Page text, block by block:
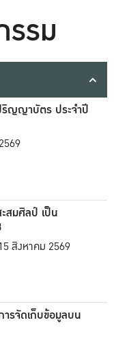
รรม
ญญาบัตร ประจำปี
สมศิลป์ เป็น
สิงหาคม 2569
รจัดเก็บข้อมูลบน